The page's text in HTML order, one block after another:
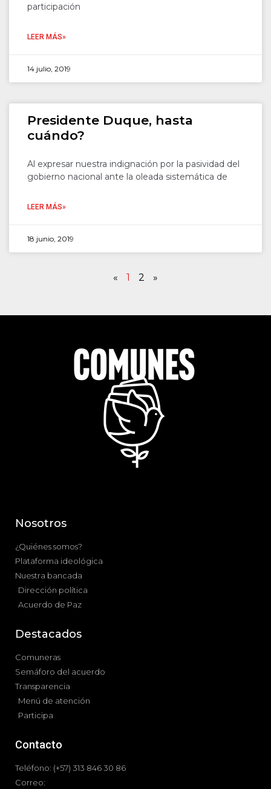
participación
LEER MÁS»
14 julio, 2019
Presidente Duque, hasta
cuándo?
Al expresar nuestra indignación por la pasividad del
gobierno nacional ante la oleada sistemática de
LEER MÁS»
18 junio, 2019
« 1 2 »
Nosotros
¿Quiénes somos?
Plataforma ideológica
Nuestra bancada
Dirección política
Acuerdo de Paz
Destacados
Comuneras
Semáforo del acuerdo
Transparencia
Menú de atención
Participa
Contacto
Teléfono: (+57) 313 846 30 86
Correo: